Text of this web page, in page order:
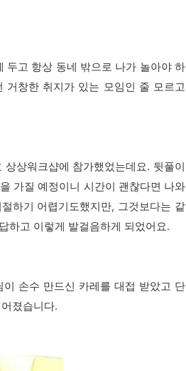
두고 항상 동네 밖으로 나가 놀아야 하
거창한 취지가 있는 모임인 줄 모르고
상워크샵에 참가했었는데요. 뒷풀이
가질 예정이니 시간이 괜찮다면 나와
하기 어렵기도했지만, 그것보다는 같
하고 이렇게 발걸음하게 되었어요.
손수 만드신 카레를 대접 받았고 단
졌습니다.